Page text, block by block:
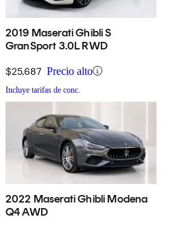
2019 Maserati Ghibli S
GranSport 3.0L RWD
$25,687 Precio alto
Incluye tarifas de conc.
2022 Maserati Ghibli Modena
Q4 AWD